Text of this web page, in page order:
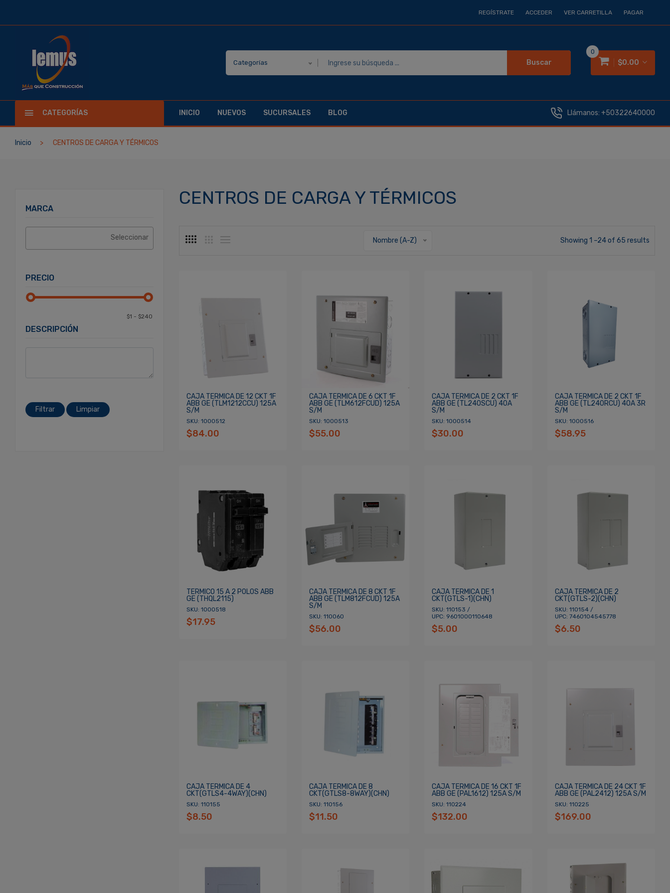
REGÍSTRATE ACCEDER VER CARRETILLA PAGAR
Categorías Buscar $0.00
0
CATEGORÍAS INICIO NUEVOS SUCURSALES BLOG Llámanos: +50322640000
Inicio CENTROS DE CARGA Y TÉRMICOS
MARCA
PRECIO
DESCRIPCIÓN
Filtrar Limpiar
CENTROS DE CARGA Y TÉRMICOS
Nombre (A-Z) Showing 1 –24 of 65 results
CAJA TERMICA DE 12 CKT 1F
ABB GE (TLM1212CCU) 125A
S/M
SKU: 1000512
$84.00
CAJA TERMICA DE 6 CKT 1F
ABB GE (TLM612FCUD) 125A
S/M
SKU: 1000513
$55.00
CAJA TERMICA DE 2 CKT 1F
ABB GE (TL240SCU) 40A
S/M
SKU: 1000514
$30.00
CAJA TERMICA DE 2 CKT 1F
ABB GE (TL240RCU) 40A 3R
S/M
SKU: 1000516
$58.95
TERMICO 15 A 2 POLOS ABB
GE (THQL2115)
SKU: 1000518
$17.95
CAJA TERMICA DE 8 CKT 1F
ABB GE (TLM812FCUD) 125A
S/M
SKU: 110060
$56.00
CAJA TERMICA DE 1
CKT(GTLS-1)(CHN)
SKU: 110153 /
UPC: 9601000110648
$5.00
CAJA TERMICA DE 2
CKT(GTLS-2)(CHN)
SKU: 110154 /
UPC: 7460104545778
$6.50
CAJA TERMICA DE 4
CKT(GTLS4-4WAY)(CHN)
SKU: 110155
$8.50
CAJA TERMICA DE 8
CKT(GTLS8-8WAY)(CHN)
SKU: 110156
$11.50
CAJA TERMICA DE 16 CKT 1F
ABB GE (PAL1612) 125A S/M
SKU: 110224
$132.00
CAJA TERMICA DE 24 CKT 1F
ABB GE (PAL2412) 125A S/M
SKU: 110225
$169.00